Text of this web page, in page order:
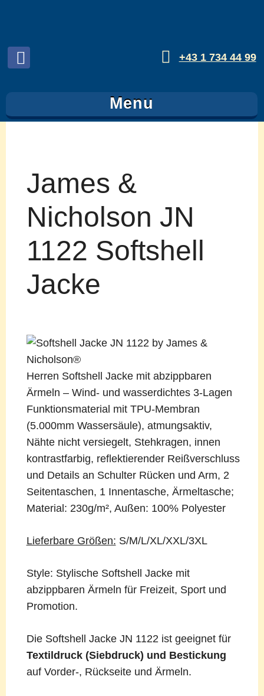
+43 1 734 44 99
Menu
James &
Nicholson JN
1122 Softshell
Jacke
Herren Softshell Jacke mit abzippbaren
Ärmeln – Wind- und wasserdichtes 3-Lagen
Funktionsmaterial mit TPU-Membran
(5.000mm Wassersäule), atmungsaktiv,
Nähte nicht versiegelt, Stehkragen, innen
kontrastfarbig, reflektierender Reißverschluss
und Details an Schulter Rücken und Arm, 2
Seitentaschen, 1 Innentasche, Ärmeltasche;
Material: 230g/m², Außen: 100% Polyester
Lieferbare Größen: S/M/L/XL/XXL/3XL
Style: Stylische Softshell Jacke mit
abzippbaren Ärmeln für Freizeit, Sport und
Promotion.
Die Softshell Jacke JN 1122 ist geeignet für
Textildruck (Siebdruck) und Bestickung
auf Vorder-, Rückseite und Ärmeln.